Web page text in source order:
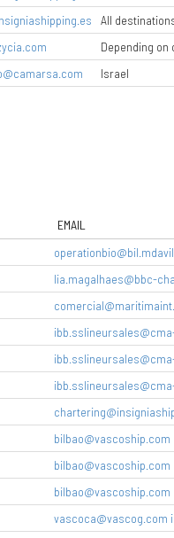
All
Depending on
Israel
EMAIL
lia.magalhaes@bbc-
bilbao@vascoship.com
bilbao@vascoship.com
bilbao@vascoship.com
vascoca@vascog.com